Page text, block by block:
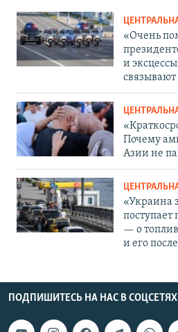
«Очень
и
связывают
Почему
Азии не
«Украина
— о
и его
ПОДПИШИТЕСЬ НА НАС В СОЦСЕТЯХ